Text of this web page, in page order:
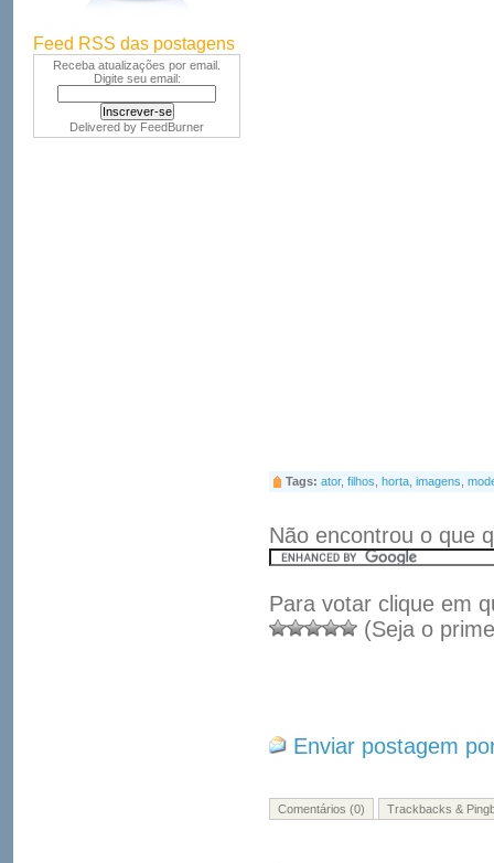
Feed RSS das postagens
Receba atualizações por email.
Digite seu email:
Delivered by FeedBurner
Tags: ator, filhos horta imagens
Não encontrou o que
Para votar clique em
(Seja o
Enviar postagem
Comentários (0) Trackbacks &